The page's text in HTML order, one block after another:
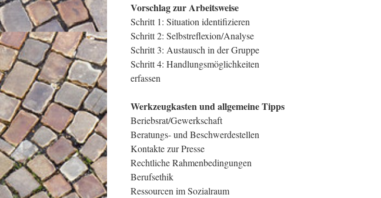
Vorschlag zur Arbeitsweise
Schritt 1: Situation identifizieren
Schritt 2: Selbstreflexion/Analyse
Schritt 3: Austausch in der Gruppe
Schritt 4: Handlungsmöglichkeiten
erfassen
Werkzeugkasten und allgemeine Tipps
Beriebsrat/Gewerkschaft
Beratungs- und Beschwerdestellen
Kontakte zur Presse
Rechtliche Rahmenbedingungen
Berufsethik
Ressourcen im Sozialraum